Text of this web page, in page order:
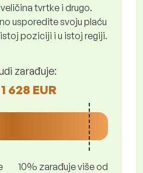
tvrtke i drugo.
usporedite svoju plaću
poziciji i u istoj regiji.
zarađuje:
1 628 EUR
10% zarađuje više od